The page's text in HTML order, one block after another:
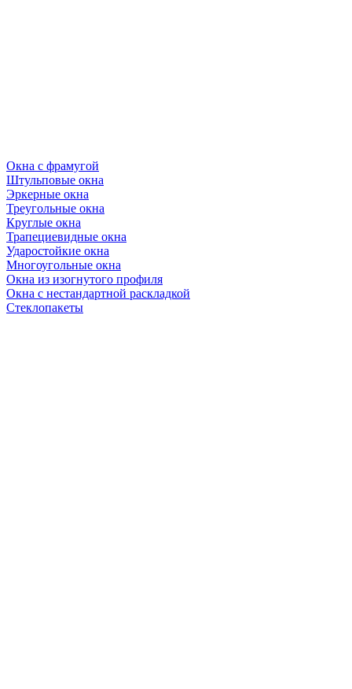
Окна с фрамугой
Штульповые окна
Эркерные окна
Треугольные окна
Круглые окна
Трапециевидные окна
Ударостойкие окна
Многоугольные окна
Окна из изогнутого профиля
Окна с нестандартной раскладкой
Стеклопакеты